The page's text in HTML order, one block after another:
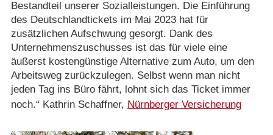
Bestandteil unserer Sozialleistungen. Die Einführung
des Deutschlandtickets im Mai 2023 hat für
zusätzlichen Aufschwung gesorgt. Dank des
Unternehmenszuschusses ist das für viele eine
äußerst kostengünstige Alternative zum Auto, um den
Arbeitsweg zurückzulegen. Selbst wenn man nicht
jeden Tag ins Büro fährt, lohnt sich das Ticket immer
noch.“ Kathrin Schaffner, Nürnberger Versicherung